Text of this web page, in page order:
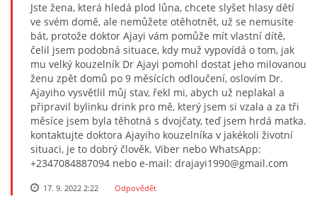
Jste žena, která hledá plod lůna, chcete slyšet hlasy dětí
ve svém domě, ale nemůžete otěhotnět, už se nemusíte
bát, protože doktor Ajayi vám pomůže mít vlastní dítě,
čelil jsem podobná situace, kdy muž vypovídá o tom, jak
mu velký kouzelník Dr Ajayi pomohl dostat jeho milovanou
ženu zpět domů po 9 měsících odloučení, oslovím Dr.
Ajayiho vysvětlil můj stav, řekl mi, abych už neplakal a
připravil bylinku drink pro mě, který jsem si vzala a za tři
měsíce jsem byla těhotná s dvojčaty, teď jsem hrdá matka.
kontaktujte doktora Ajayiho kouzelníka v jakékoli životní
situaci, je to dobrý člověk. Viber nebo WhatsApp:
+2347084887094 nebo e-mail: drajayi1990@gmail.com
17. 9. 2022 2:22 Odpovědět